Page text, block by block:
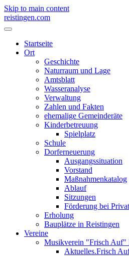
Skip to main content
reistingen.com
Startseite
Ort
Geschichte
Naturraum und Lage
Amtsblatt
Wasseranalyse
Verwaltung
Zahlen und Fakten
ehemalige Gemeinderäte
Kinderbetreuung
Spielplatz
Schule
Dorferneuerung
Ausgangssituation
Vorstand
Maßnahmenkatalog
Ablauf
Sitzungen
Förderung bei
Erholung
Bauplätze in Reistingen
Vereine
Musikverein "Frisch Auf"
Aktuelles.Frisch